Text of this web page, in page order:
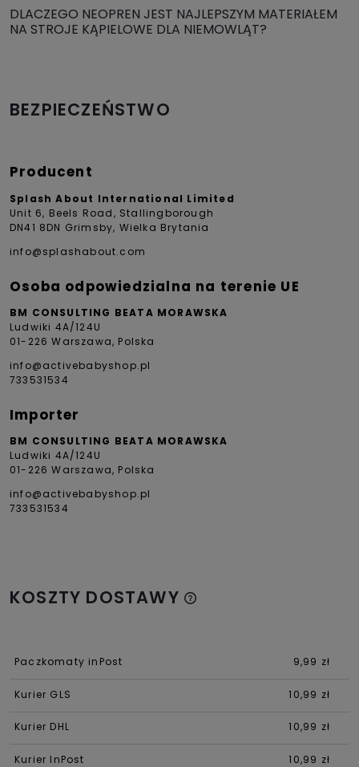
DLACZEGO NEOPREN JEST NAJLEPSZYM MATERIAŁEM
NA STROJE KĄPIELOWE DLA NIEMOWLĄT?
BEZPIECZEŃSTWO
Producent
Splash About International Limited
Unit 6, Beels Road, Stallingborough
DN41 8DN Grimsby, Wielka Brytania
info@splashabout.com
Osoba odpowiedzialna na terenie UE
BM CONSULTING BEATA MORAWSKA
Ludwiki 4A/124U
01-226 Warszawa, Polska
info@activebabyshop.pl
733531534
Importer
BM CONSULTING BEATA MORAWSKA
Ludwiki 4A/124U
01-226 Warszawa, Polska
info@activebabyshop.pl
733531534
KOSZTY DOSTAWY
Paczkomaty inPost 9,99 zł
Kurier GLS 10,99 zł
Kurier DHL 10,99 zł
Kurier InPost 10,99 zł